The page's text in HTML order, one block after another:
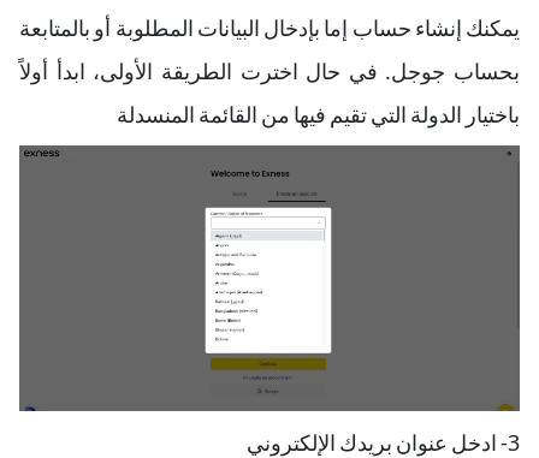
يمكنك إنشاء حساب إما بإدخال البيانات المطلوبة أو بالمتابعة
بحساب جوجل. في حال اخترت الطريقة الأولى، ابدأ أولاً
باختيار الدولة التي تقيم فيها من القائمة المنسدلة
3- ادخل عنوان بريدك الإلكتروني